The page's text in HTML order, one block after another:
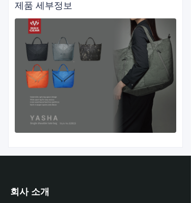
제품 세부정보
회사 소개